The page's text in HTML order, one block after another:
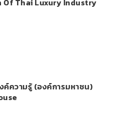
ความรู้ (องค์การมหาชน)